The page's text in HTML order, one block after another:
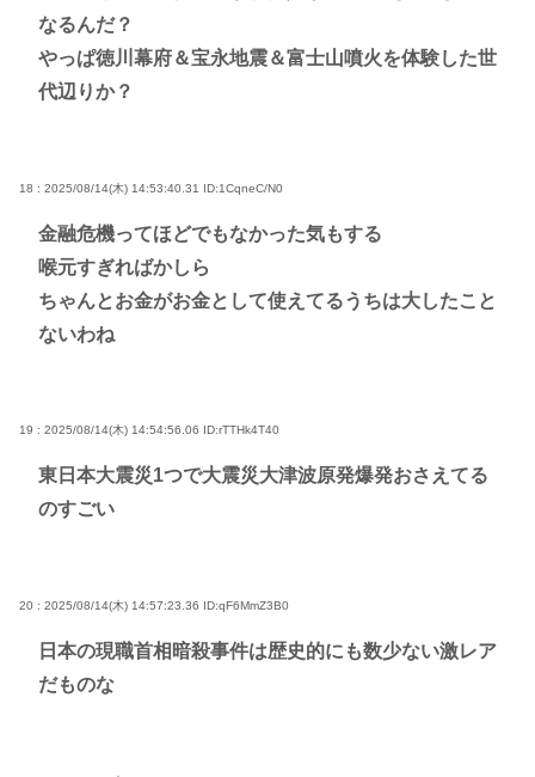
なるんだ？
やっぱ徳川幕府＆宝永地震＆富士山噴火を体験した世
代辺りか？
18 : 2025/08/14(木) 14:53:40.31 ID:1CqneC/N0
金融危機ってほどでもなかった気もする
喉元すぎればかしら
ちゃんとお金がお金として使えてるうちは大したこと
ないわね
19 : 2025/08/14(木) 14:54:56.06 ID:rTTHk4T40
東日本大震災1つで大震災大津波原発爆発おさえてる
のすごい
20 : 2025/08/14(木) 14:57:23.36 ID:qF6MmZ3B0
日本の現職首相暗殺事件は歴史的にも数少ない激レア
だものな